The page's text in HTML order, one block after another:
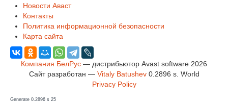
Новости Аваст
Контакты
Политика информационной безопасности
Карта сайта
Компания БелРус — дистрибьютор Avast software 2026
Сайт разработан — Vitaly Batushev0.2896 s. World
Privacy Policy
Generate 0.2896 s 25